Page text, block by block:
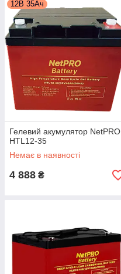
12В 35Ач
Гелевий акумулятор NetPRO
HTL12-35
Немає в наявності
4 888 ₴